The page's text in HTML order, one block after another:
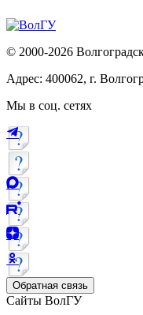
© 2000-2026
Адрес: 400062, г.
Мы в соц. сетях
Обратная связь
Сайты ВолГУ